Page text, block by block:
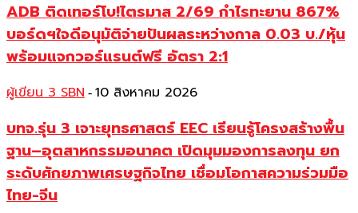
ADB ติดเทอร์โบ!ไตรมาส 2/69 กำไรทะยาน 867%
บอร์ดฯใจดีอนุมัติจ่ายปันผลระหว่างกาล 0.03 บ./หุ้น
พร้อมแจกวอร์แรนต์ฟรี อัตรา 2:1
ผู้เขียน 3 SBN - 10 สิงหาคม 2026
บทจ.รุ่น 3 เจาะยุทธศาสตร์ EEC เรียนรู้โครงสร้างพื้น
ฐาน–อุตสาหกรรมอนาคต เปิดมุมมองการลงทุน ยก
ระดับศักยภาพเศรษฐกิจไทย เชื่อมโอกาสความร่วมมือ
ไทย-จีน